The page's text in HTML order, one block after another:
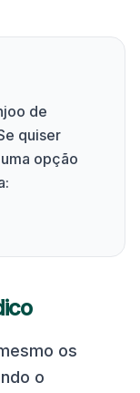
de
quiser
opção
os
o